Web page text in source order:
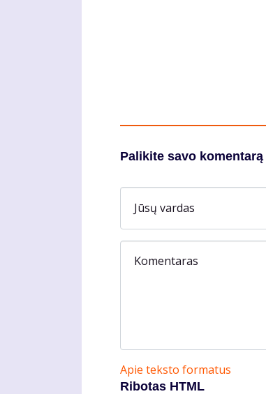
Palikite savo komentarą
Jūsų vardas
Komentaras
Apie teksto formatus
Ribotas HTML